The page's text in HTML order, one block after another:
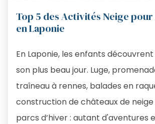
Top 5 des Activités Neige pour
en Laponie
En Laponie, les enfants découvrent
son plus beau jour. Luge,
traîneau à rennes, balades en
construction de châteaux de
parcs d’hiver : autant d'aventures